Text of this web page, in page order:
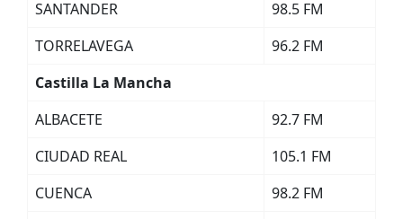
SANTANDER
98.5 FM
TORRELAVEGA
96.2 FM
Castilla La Mancha
ALBACETE
92.7 FM
CIUDAD REAL
105.1 FM
CUENCA
98.2 FM